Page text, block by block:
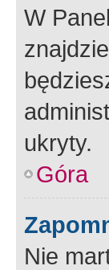
W
ukryty.
Góra
Nie